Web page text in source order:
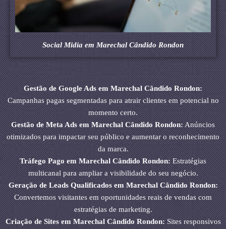
Social Midia em Marechal Cândido Rondon
Gestão de Google Ads em Marechal Cândido Rondon:
Campanhas pagas segmentadas para atrair clientes em potencial no
momento certo.
Gestão de Meta Ads em Marechal Cândido Rondon:Anúncios
otimizados para impactar seu público e aumentar o reconhecimento
da marca.
Tráfego Pago em Marechal Cândido Rondon:Estratégias
multicanal para ampliar a visibilidade do seu negócio.
Geração de Leads Qualificados em Marechal Cândido Rondon:
Convertemos visitantes em oportunidades reais de vendas com
estratégias de marketing.
Criação de Sites em Marechal Cândido Rondon:Sites responsivos